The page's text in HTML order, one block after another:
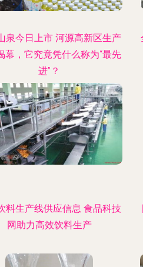
泉今日上市 河源高新区生产
幕，它究竟凭什么称为“最先
进”？
料生产线供应信息 食品科技
网助力高效饮料生产